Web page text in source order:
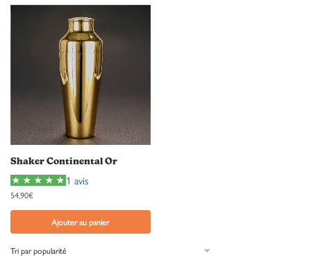
Shaker Continental Or
1 avis
54,90€
Ajouter au panier